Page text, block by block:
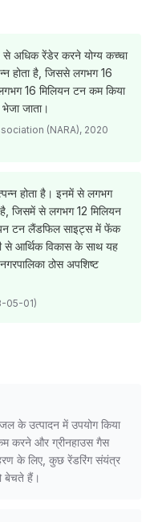
से अधिक रेंडेर करने योग्य कच्चा
होता है, जिससे लगभग 16
16 मिलियन टन कम किया
जाता।
(NARA), 2020
होता है। इनमें से लगभग
जिसमें से लगभग 12 मिलियन
टन लैंडफिल साइट्स में फेंक
से आर्थिक विकास के साथ यह
ठोस अपशिष्ट
05-01)
के उत्पादन में उपयोग किया
करने और ग्रीनहाउस गैस
के लिए, कुछ रेंडरिंग संयंत्र
बेचते हैं।